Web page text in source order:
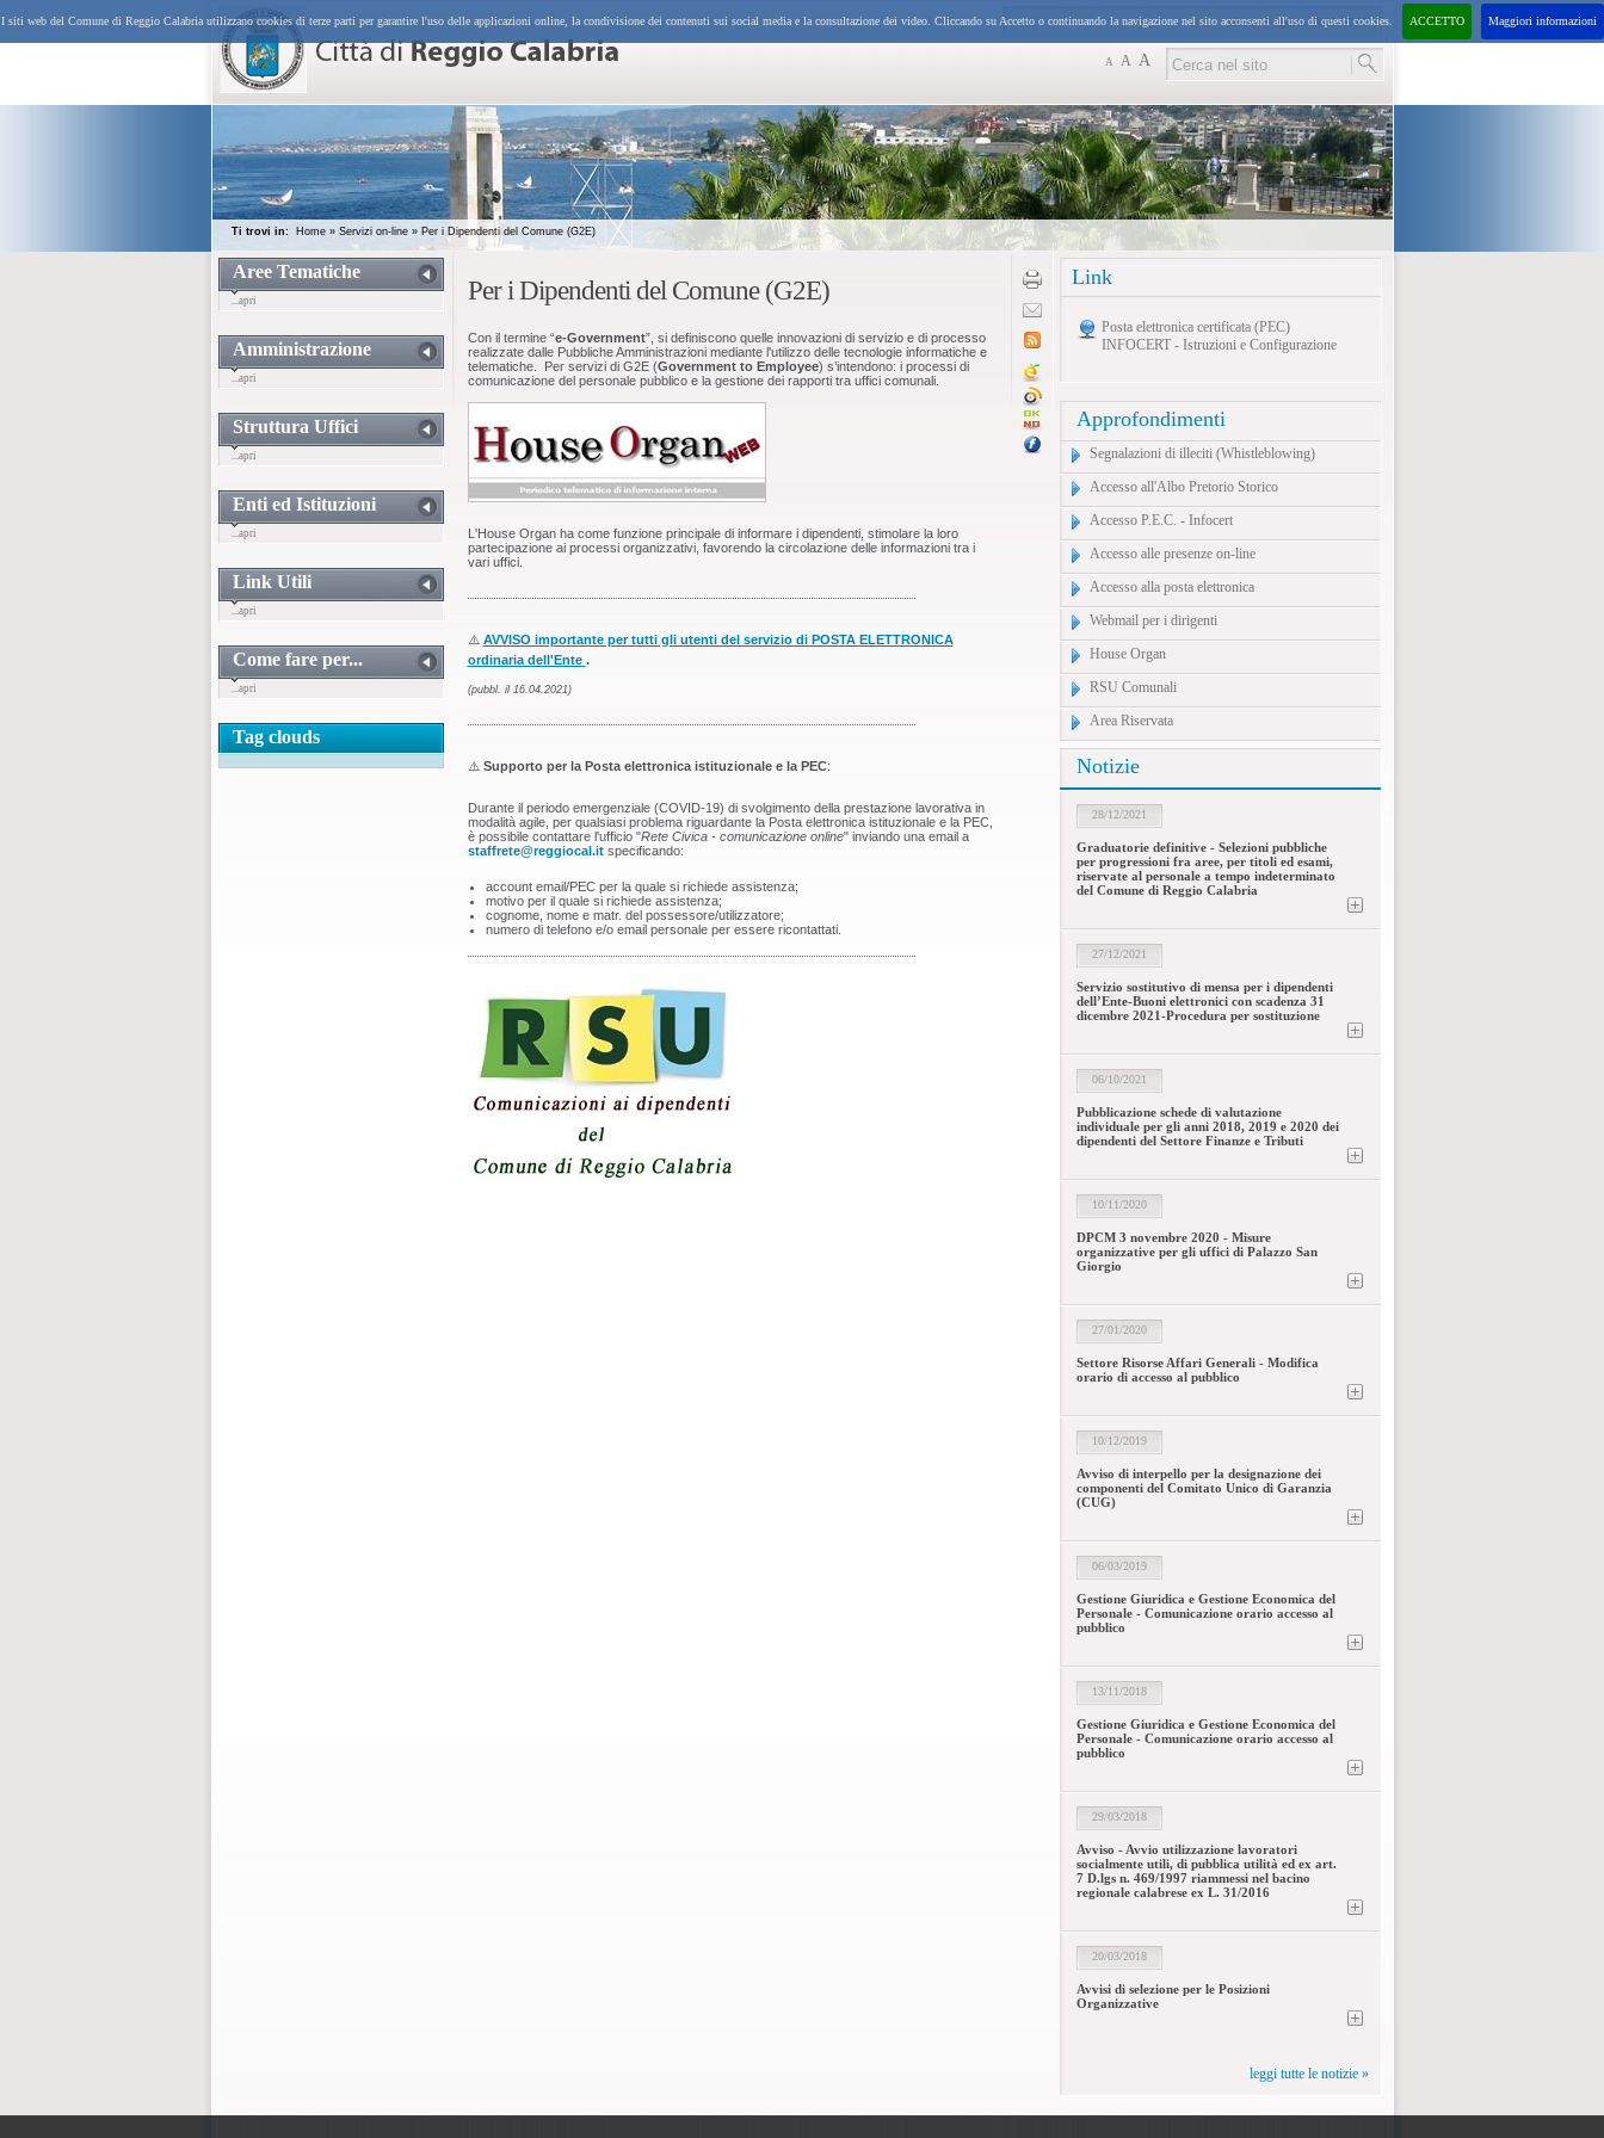
I siti web del Comune di Reggio Calabria utilizzano cookies di terze parti per garantire l'uso delle applicazioni online, la condivisione dei contenuti sui social media e la consultazione dei video. Cliccando su Accetto o continuando la navigazione nel sito acconsenti all'uso di questi cookies. ACCETTO Maggiori informazioni
sabato 8 agosto 2026 07:08:
A A A
Ti trovi in: Home » Servizi on-line » Per i Dipendenti del Comune (G2E)
Aree Tematiche
...apri
Amministrazione
...apri
Struttura Uffici
...apri
Enti ed Istituzioni
...apri
Link Utili
...apri
Come fare per...
...apri
Tag clouds
Per i Dipendenti del Comune (G2E)
Con il termine “e-Government”, si definiscono quelle innovazioni di servizio e di processo
realizzate dalle Pubbliche Amministrazioni mediante l'utilizzo delle tecnologie informatiche e
telematiche. Per servizi di G2E (Government to Employee) s’intendono: i processi di
comunicazione del personale pubblico e la gestione dei rapporti tra uffici comunali.
L'House Organ ha come funzione principale di informare i dipendenti, stimolare la loro
partecipazione ai processi organizzativi, favorendo la circolazione delle informazioni tra i
vari uffici.
⚠️ AVVISO importante per tutti gli utenti del servizio di POSTA ELETTRONICA
ordinaria dell'Ente .
(pubbl. il 16.04.2021)
⚠️ Supporto per la Posta elettronica istituzionale e la PEC:
Durante il periodo emergenziale (COVID-19) di svolgimento della prestazione lavorativa in
modalità agile, per qualsiasi problema riguardante la Posta elettronica istituzionale e la PEC,
è possibile contattare l'ufficio "Rete Civica - comunicazione online" inviando una email a
staffrete@reggiocal.itspecificando:
account email/PEC per la quale si richiede assistenza;
motivo per il quale si richiede assistenza;
cognome, nome e matr. del possessore/utilizzatore;
numero di telefono e/o email personale per essere ricontattati.
Link
Posta elettronica certificata (PEC)
INFOCERT - Istruzioni e Configurazione
Approfondimenti
Segnalazioni di illeciti (Whistleblowing)
Accesso all'Albo Pretorio Storico
Accesso P.E.C. - Infocert
Accesso alle presenze on-line
Accesso alla posta elettronica
Webmail per i dirigenti
House Organ
RSU Comunali
Area Riservata
Notizie
28/12/2021
Graduatorie definitive - Selezioni pubbliche
per progressioni fra aree, per titoli ed esami,
riservate al personale a tempo indeterminato
del Comune di Reggio Calabria
27/12/2021
Servizio sostitutivo di mensa per i dipendenti
dell’Ente-Buoni elettronici con scadenza 31
dicembre 2021-Procedura per sostituzione
06/10/2021
Pubblicazione schede di valutazione
individuale per gli anni 2018, 2019 e 2020 dei
dipendenti del Settore Finanze e Tributi
10/11/2020
DPCM 3 novembre 2020 - Misure
organizzative per gli uffici di Palazzo San
Giorgio
27/01/2020
Settore Risorse Affari Generali - Modifica
orario di accesso al pubblico
10/12/2019
Avviso di interpello per la designazione dei
componenti del Comitato Unico di Garanzia
(CUG)
06/03/2019
Gestione Giuridica e Gestione Economica del
Personale - Comunicazione orario accesso al
pubblico
13/11/2018
Gestione Giuridica e Gestione Economica del
Personale - Comunicazione orario accesso al
pubblico
29/03/2018
Avviso - Avvio utilizzazione lavoratori
socialmente utili, di pubblica utilità ed ex art.
7 D.lgs n. 469/1997 riammessi nel bacino
regionale calabrese ex L. 31/2016
20/03/2018
Avvisi di selezione per le Posizioni
Organizzative
leggi tutte le notizie »